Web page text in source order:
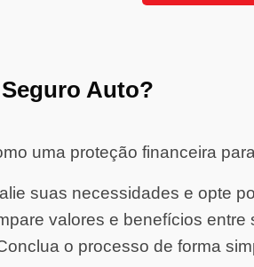
Auto?
uma proteção financeira
suas necessidades e opte
valores e benefícios entre
o processo de forma